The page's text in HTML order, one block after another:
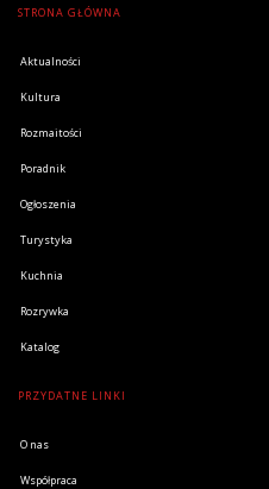
STRONA GŁÓWNA
Aktualności
Kultura
Rozmaitości
Poradnik
Ogłoszenia
Turystyka
Kuchnia
Rozrywka
Katalog
PRZYDATNE LINKI
O nas
Współpraca